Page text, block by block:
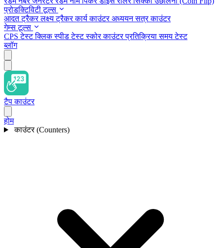
प्रोडक्टिविटी टूल्स
आदत ट्रैकरलक्ष्य ट्रैकरकार्य काउंटरअध्ययन सत्र काउंटर
गेम्स टूल्स
CPS टेस्टक्लिक स्पीड टेस्टस्कोर काउंटरप्रतिक्रिया समय टेस्ट
ब्लॉग
टैप काउंटर
होम
काउंटर (Counters)